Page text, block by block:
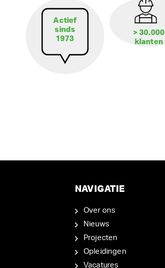
Actief
sinds
1973
> 30.000
klanten
NAVIGATIE
Over ons
Nieuws
Projecten
Opleidingen
Vacatures